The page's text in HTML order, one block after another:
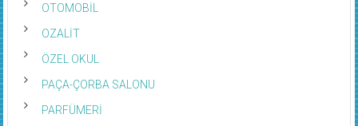
OTOMOBİL
OZALİT
ÖZEL OKUL
PAÇA-ÇORBA SALONU
PARFÜMERİ